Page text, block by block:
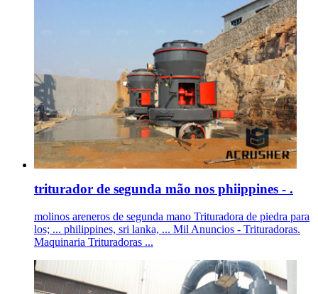
triturador de segunda mão nos phiippines - .
molinos areneros de segunda mano Trituradora de piedra para
los; ... philippines, sri lanka, ... Mil Anuncios - Trituradoras.
Maquinaria Trituradoras ...